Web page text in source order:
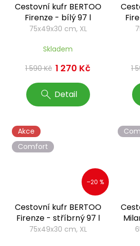
Cestovní kufr BERTOO
Firenze - bílý 97 l
75x49x30 cm, XL
Skladem
1 590 Kč 1 270 Kč
Detail
1
Akce
Comfort
–20 %
Cestovní kufr BERTOO
Firenze - stříbrný 97 l
75x49x30 cm, XL